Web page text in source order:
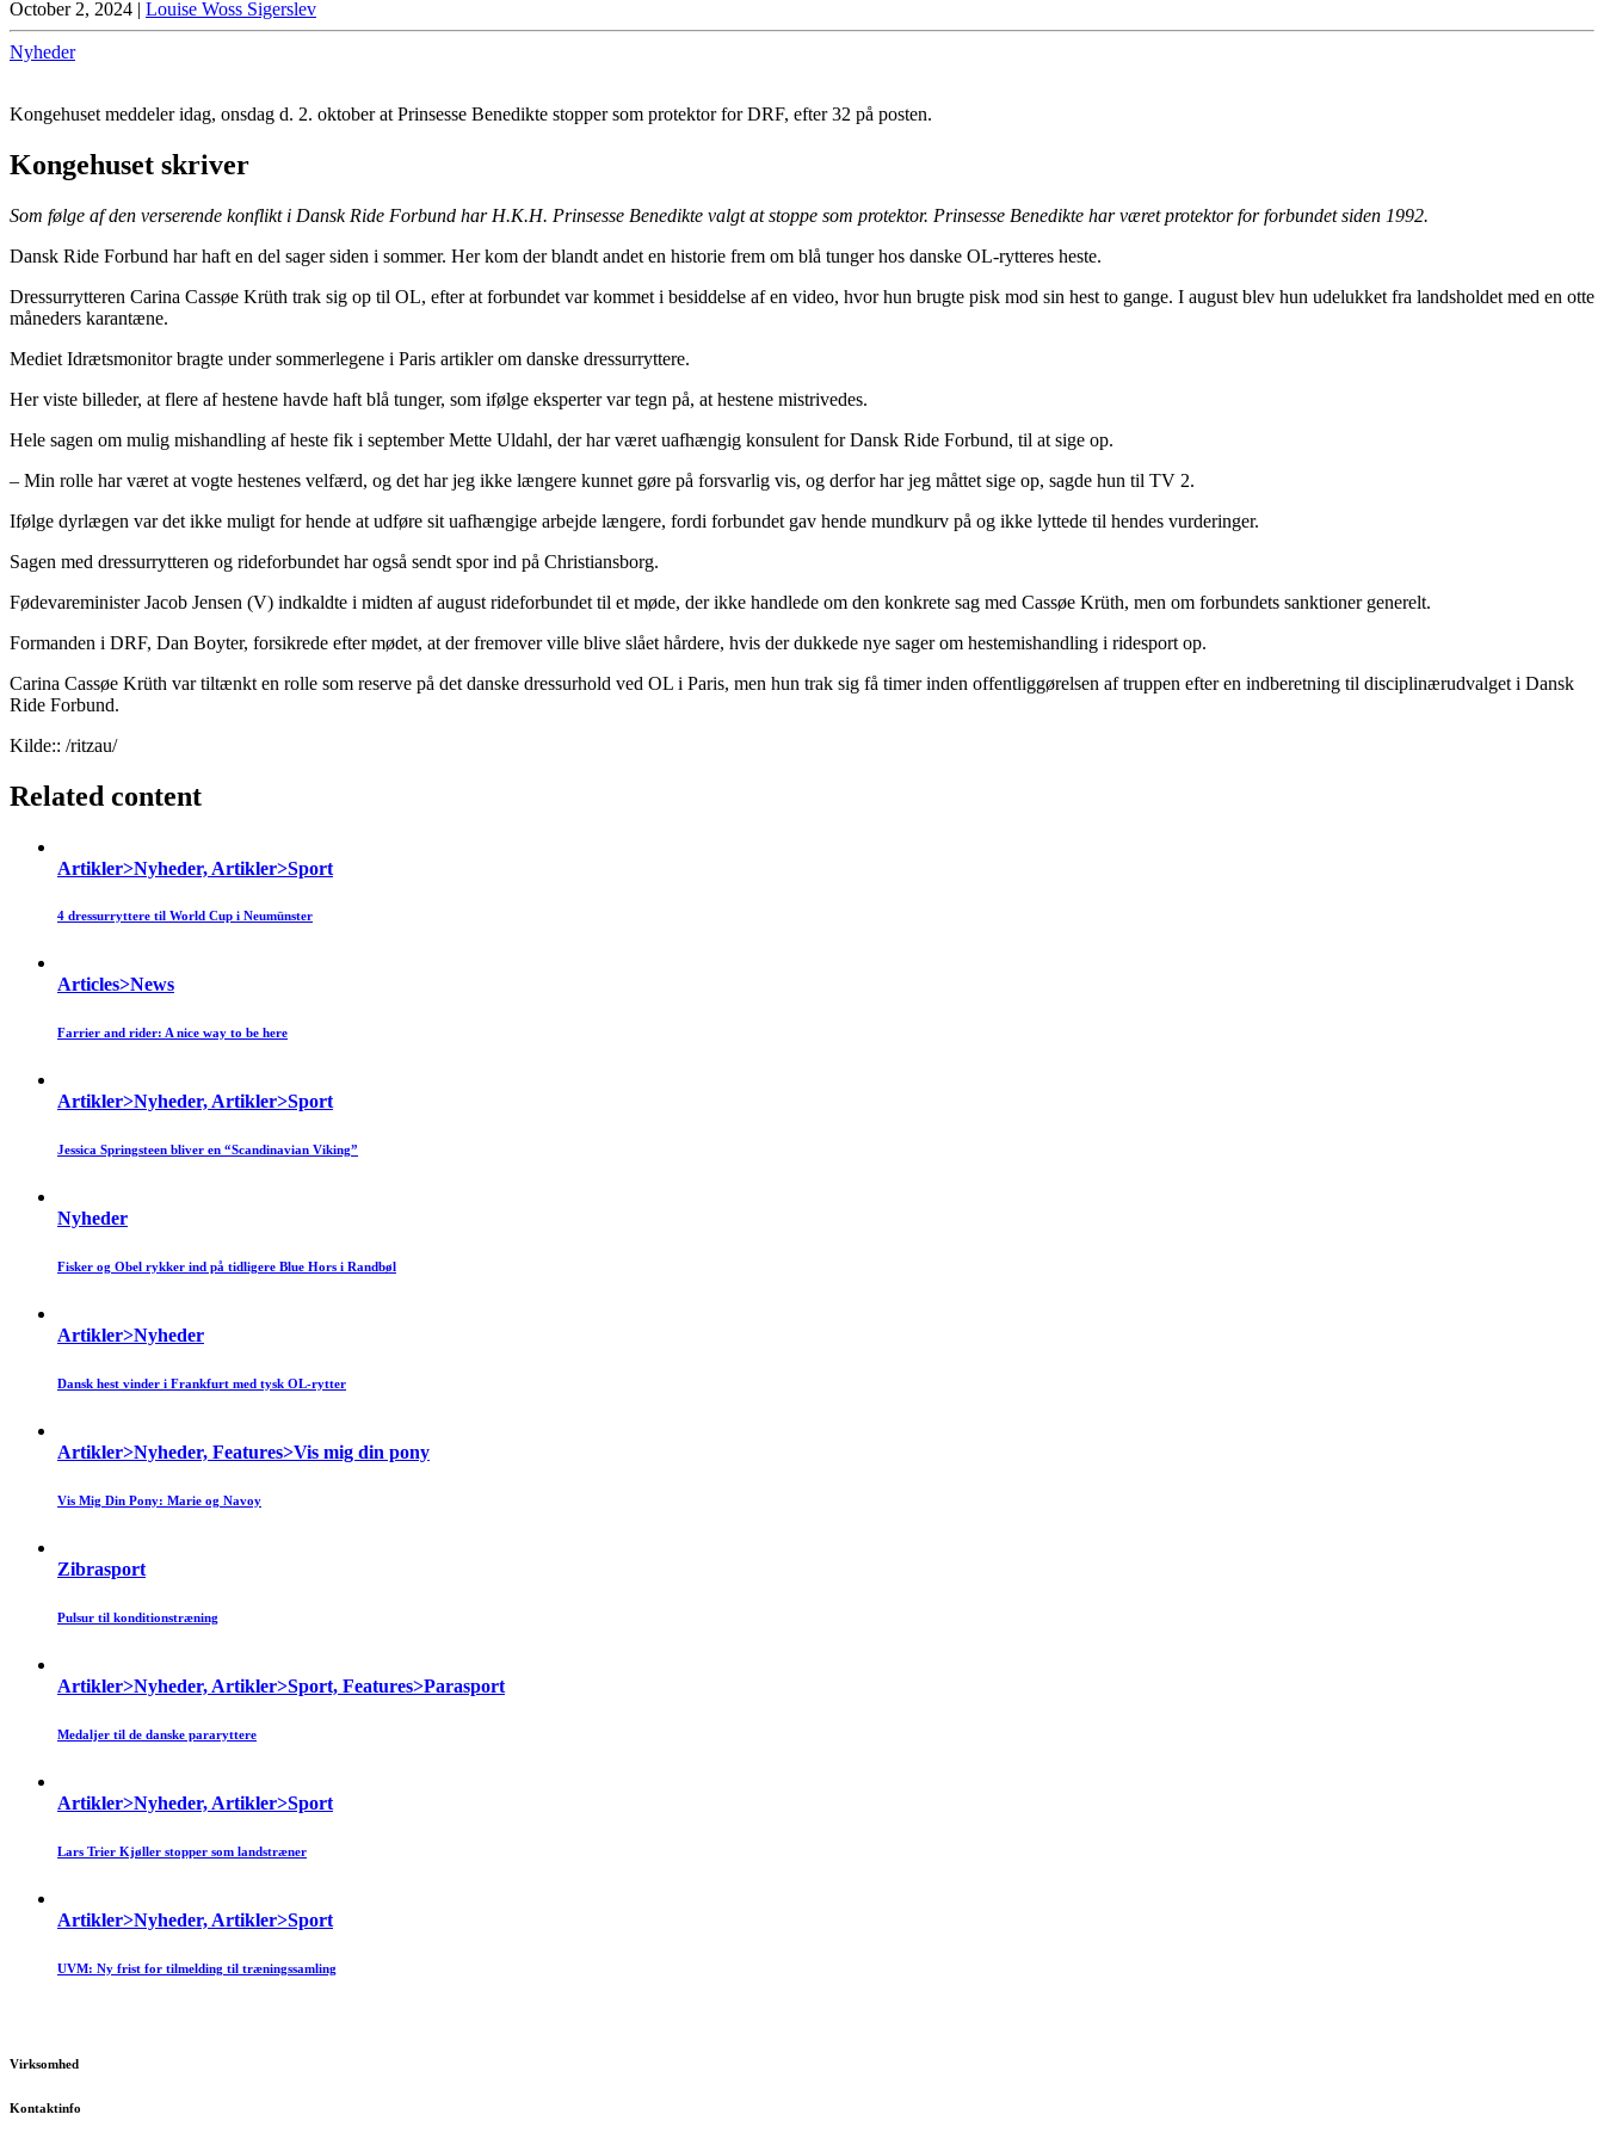
October 2, 2024 | Louise Woss Sigerslev
Nyheder
Kongehuset meddeler idag, onsdag d. 2. oktober at Prinsesse Benedikte stopper som protektor for DRF, efter 32 på posten.
Kongehuset skriver
Som følge af den verserende konflikt i Dansk Ride Forbund har H.K.H. Prinsesse Benedikte valgt at stoppe som protektor. Prinsesse Benedikte har været protektor for forbundet siden 1992.
Dansk Ride Forbund har haft en del sager siden i sommer. Her kom der blandt andet en historie frem om blå tunger hos danske OL-rytteres heste.
Dressurrytteren Carina Cassøe Krüth trak sig op til OL, efter at forbundet var kommet i besiddelse af en video, hvor hun brugte pisk mod sin hest to gange. I august blev hun udelukket fra landsholdet med en otte
måneders karantæne.
Mediet Idrætsmonitor bragte under sommerlegene i Paris artikler om danske dressurryttere.
Her viste billeder, at flere af hestene havde haft blå tunger, som ifølge eksperter var tegn på, at hestene mistrivedes.
Hele sagen om mulig mishandling af heste fik i september Mette Uldahl, der har været uafhængig konsulent for Dansk Ride Forbund, til at sige op.
– Min rolle har været at vogte hestenes velfærd, og det har jeg ikke længere kunnet gøre på forsvarlig vis, og derfor har jeg måttet sige op, sagde hun til TV 2.
Ifølge dyrlægen var det ikke muligt for hende at udføre sit uafhængige arbejde længere, fordi forbundet gav hende mundkurv på og ikke lyttede til hendes vurderinger.
Sagen med dressurrytteren og rideforbundet har også sendt spor ind på Christiansborg.
Fødevareminister Jacob Jensen (V) indkaldte i midten af august rideforbundet til et møde, der ikke handlede om den konkrete sag med Cassøe Krüth, men om forbundets sanktioner generelt.
Formanden i DRF, Dan Boyter, forsikrede efter mødet, at der fremover ville blive slået hårdere, hvis der dukkede nye sager om hestemishandling i ridesport op.
Carina Cassøe Krüth var tiltænkt en rolle som reserve på det danske dressurhold ved OL i Paris, men hun trak sig få timer inden offentliggørelsen af truppen efter en indberetning til disciplinærudvalget i Dansk
Ride Forbund.
Kilde:: /ritzau/
Related content
Artikler>Nyheder, Artikler>Sport
4 dressurryttere til World Cup i Neumünster
Articles>News
Farrier and rider: A nice way to be here
Artikler>Nyheder, Artikler>Sport
Jessica Springsteen bliver en “Scandinavian Viking”
Nyheder
Fisker og Obel rykker ind på tidligere Blue Hors i Randbøl
Artikler>Nyheder
Dansk hest vinder i Frankfurt med tysk OL-rytter
Artikler>Nyheder, Features>Vis mig din pony
Vis Mig Din Pony: Marie og Navoy
Zibrasport
Pulsur til konditionstræning
Artikler>Nyheder, Artikler>Sport, Features>Parasport
Medaljer til de danske pararyttere
Artikler>Nyheder, Artikler>Sport
Lars Trier Kjøller stopper som landstræner
Artikler>Nyheder, Artikler>Sport
UVM: Ny frist for tilmelding til træningssamling
Virksomhed
Kontaktinfo